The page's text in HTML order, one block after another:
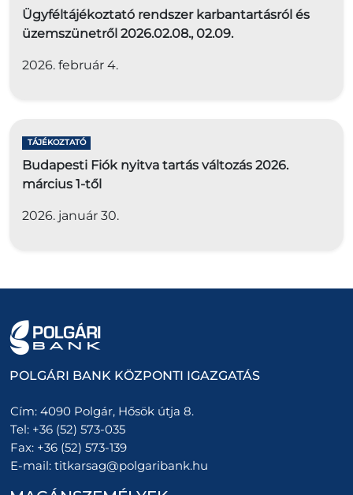
Ügyféltájékoztató rendszer karbantartásról és
üzemszünetről 2026.02.08., 02.09.
2026. február 4.
TÁJÉKOZTATÓ
Budapesti Fiók nyitva tartás változás 2026.
március 1-től
2026. január 30.
POLGÁRI BANK KÖZPONTI IGAZGATÁS
Cím: 4090 Polgár, Hősök útja 8.
Tel: +36 (52) 573-035
Fax: +36 (52) 573-139
E-mail: titkarsag@polgaribank.hu